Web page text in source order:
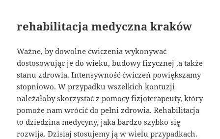
rehabilitacja medyczna kraków
Ważne, by dowolne ćwiczenia wykonywać
dostosowując je do wieku, budowy fizycznej ,a także
stanu zdrowia. Intensywność ćwiczeń powiększamy
stopniowo. W przypadku wszelkich kontuzji
należałoby skorzystać z pomocy fizjoterapeuty, który
pomoże nam wrócić do pełni zdrowia. Rehabilitacja
to dziedzina medycyny, jaka bardzo szybko się
rozwija. Dzisiaj stosujemy ją w wielu przypadkach.